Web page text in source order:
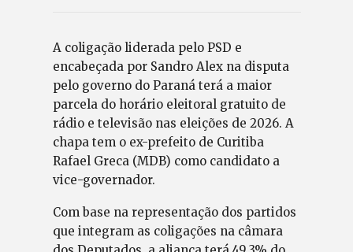
A coligação liderada pelo PSD e
encabeçada por Sandro Alex na disputa
pelo governo do Paraná terá a maior
parcela do horário eleitoral gratuito de
rádio e televisão nas eleições de 2026. A
chapa tem o ex-prefeito de Curitiba
Rafael Greca (MDB) como candidato a
vice-governador.
Com base na representação dos partidos
que integram as coligações na câmara